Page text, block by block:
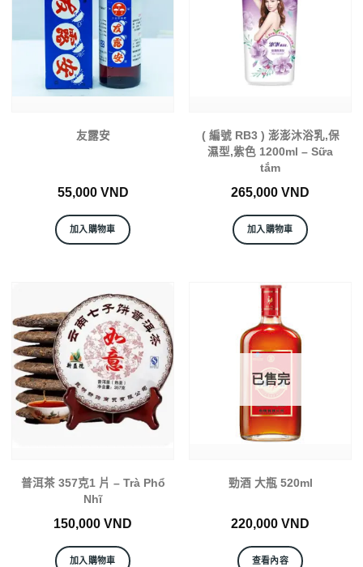
友露安
55,000 VND
加入購物車
( 編號 RB3 ) 澎澎沐浴乳,保
濕型,紫色 1200ml – Sữa
tắm
265,000 VND
加入購物車
普洱茶 357克1 片 – Trà Phổ
Nhĩ
150,000 VND
加入購物車
已售完
勁酒 大瓶 520ml
220,000 VND
查看內容